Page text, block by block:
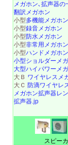
メガホン､拡声器の
翻訳メガホン
小型多機能メガホン
小型録音メガホン
小型防水メガホン
小型非常用メガホン
小型ハンドメガホン
小型ショルダーメ
大型ハイパワーメ
大Ｂ ワイヤレスメ
大Ｃ 防滴ワイヤレ
メガホン拡声器レ
拡声器.jp
スピー